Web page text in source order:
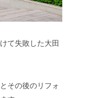
て失敗した大田
その後のリフォ